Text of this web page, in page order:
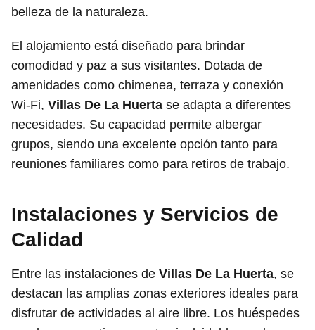
belleza de la naturaleza.
El alojamiento está diseñado para brindar
comodidad y paz a sus visitantes. Dotada de
amenidades como chimenea, terraza y conexión
Wi-Fi, Villas De La Huerta se adapta a diferentes
necesidades. Su capacidad permite albergar
grupos, siendo una excelente opción tanto para
reuniones familiares como para retiros de trabajo.
Instalaciones y Servicios de
Calidad
Entre las instalaciones de Villas De La Huerta, se
destacan las amplias zonas exteriores ideales para
disfrutar de actividades al aire libre. Los huéspedes